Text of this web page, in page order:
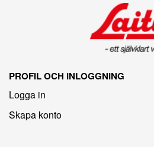
PROFIL OCH INLOGGNING
Logga in
Skapa konto